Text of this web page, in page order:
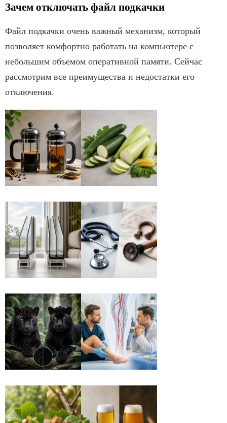
Зачем отключать файл подкачки
Файл подкачки очень важный механизм, который
позволяет комфортно работать на компьютере с
небольшим объемом оперативной памяти. Сейчас
рассмотрим все преимущества и недостатки его
отключения.